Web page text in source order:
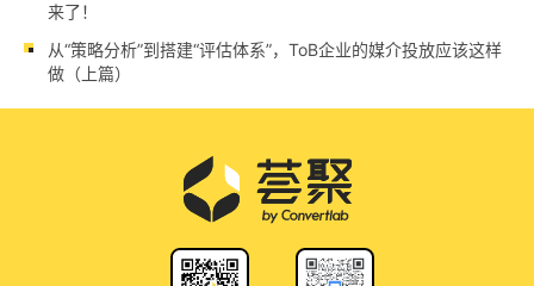
来了！
从“策略分析”到搭建“评估体系”，ToB企业的媒介投放应该这样
做（上篇）